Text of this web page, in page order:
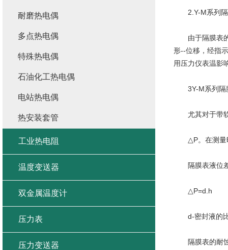
2.Y-M系列隔
由于隔膜表的
形--位移，经指
用压力仪表温影
3Y-M系列隔
尤其对于带软
△P。在测量
隔膜表液位
△P=d.h
d-密封液的比
隔膜表的耐蚀
耐磨热电偶
多点热电偶
特殊热电偶
石油化工热电偶
电站热电偶
热安装套管
工业热电阻
温度变送器
双金属温度计
压力表
压力变送器